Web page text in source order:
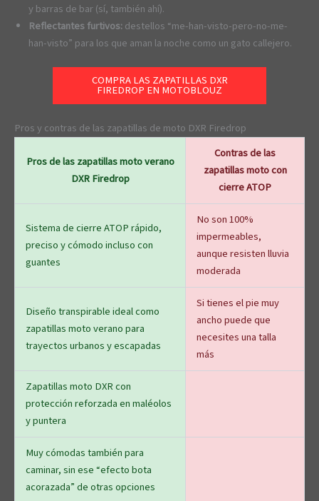
y barras de bar (sí, también ahí).
Reflectantes furtivos:destellos “me-han-visto-pero-no-me-
han-visto” para los que aman la noche como un gato callejero.
COMPRA LAS ZAPATILLAS DXR
FIREDROP EN MOTOBLOUZ
Pros y contras de las zapatillas de moto DXR Firedrop
Pros de las zapatillas moto verano
DXR Firedrop
Contras de las
zapatillas moto con
cierre ATOP
Sistema de cierre ATOP rápido,
preciso y cómodo incluso con
guantes
No son 100%
impermeables,
aunque resisten lluvia
moderada
Diseño transpirable ideal como
zapatillas moto verano para
trayectos urbanos y escapadas
Si tienes el pie muy
ancho puede que
necesites una talla
más
Zapatillas moto DXR con
protección reforzada en maléolos
y puntera
Muy cómodas también para
caminar, sin ese “efecto bota
acorazada” de otras opciones